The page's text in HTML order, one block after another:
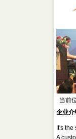
当前
企业介
It's
A